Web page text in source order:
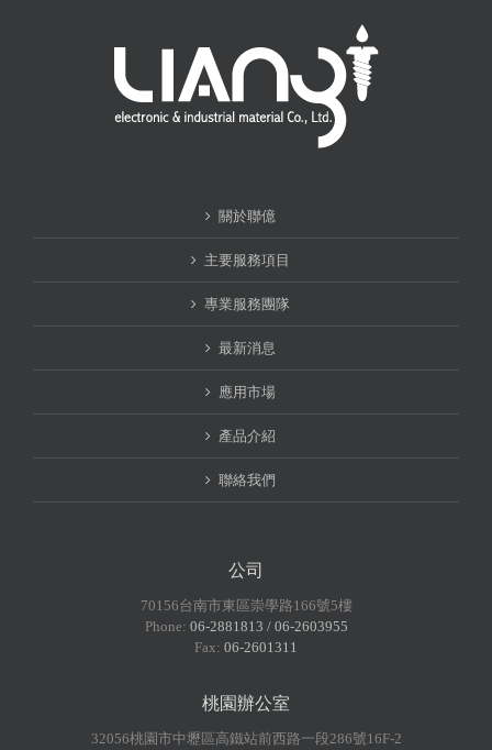
關於聯億
主要服務項目
專業服務團隊
最新消息
應用市場
產品介紹
聯絡我們
公司
70156台南市東區崇學路166號5樓
Phone: 06-2881813 / 06-2603955
Fax: 06-2601311
桃園辦公室
32056桃園市中壢區高鐵站前西路一段286號16F-2